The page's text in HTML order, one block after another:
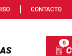
CONTACTO
0